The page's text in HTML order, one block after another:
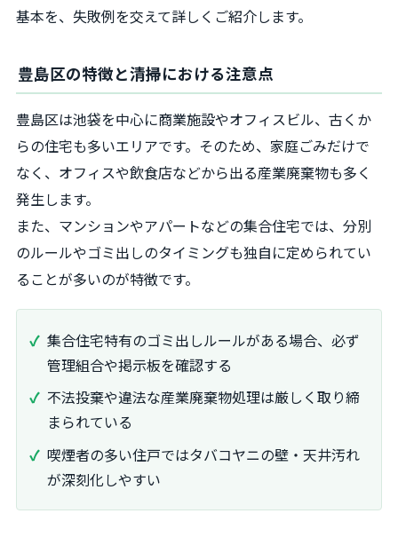
基本を、失敗例を交えて詳しくご紹介します。
豊島区の特徴と清掃における注意点
豊島区は池袋を中心に商業施設やオフィスビル、古くか
らの住宅も多いエリアです。そのため、家庭ごみだけで
なく、オフィスや飲食店などから出る産業廃棄物も多く
発生します。
また、マンションやアパートなどの集合住宅では、分別
のルールやゴミ出しのタイミングも独自に定められてい
ることが多いのが特徴です。
集合住宅特有のゴミ出しルールがある場合、必ず
管理組合や掲示板を確認する
不法投棄や違法な産業廃棄物処理は厳しく取り締
まられている
喫煙者の多い住戸ではタバコヤニの壁・天井汚れ
が深刻化しやすい